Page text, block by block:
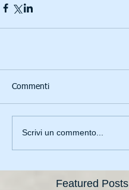
Commenti
Scrivi un commento...
Featured Posts